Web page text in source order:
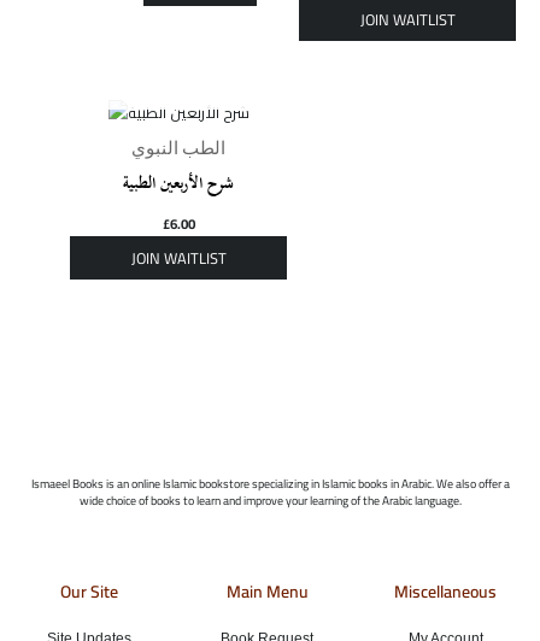
الطب النبوي
شرح الأربعين الطبية
£6.00
Ismaeel Books is an online Islamic bookstore specializing in Islamic books in Arabic. We also offer a
wide choice of books to learn and improve your learning of the Arabic language.
Our Site Main Menu Miscellaneous